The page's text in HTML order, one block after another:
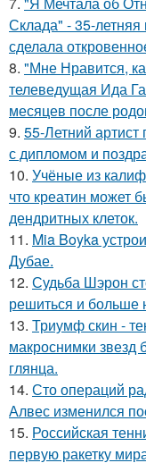
Склада" - 35-
сделала
8. "Мне Нравится,
телеведущая Ида
месяцев после
9. 55-Летний
с дипломом и
10. Учёные из
что креатин может
дендритных клеток.
11. Mia Boyka
Дубае.
12. Судьба Шэрон
решиться и больше
13. Триумф скин -
макроснимки
глянца.
14. Сто операций
Алвес изменился
15. Российская
первую ракетку